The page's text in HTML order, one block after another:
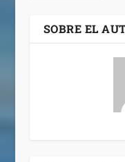
SOBRE EL